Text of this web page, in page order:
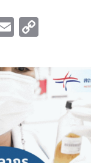
E
m
ai
l
p
y
Li
n
k